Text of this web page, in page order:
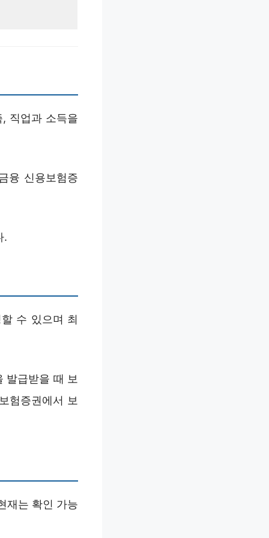
직업과 소득을
융 신용보험증
.
수 있으며 최
발급받을 때 보
험증권에서 보
재는 확인 가능